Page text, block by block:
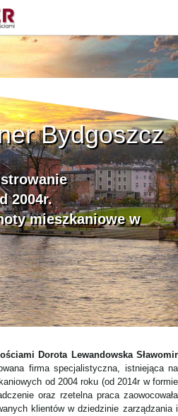
Bydgoszcz
2004r.
mieszkaniowe w
Dorota Lewandowska Sławomir
firma specjalistyczna, istniejąca na
od 2004 roku (od 2014r w formie
oraz rzetelna praca zaowocowała
klientów w dziedzinie zarządzania i